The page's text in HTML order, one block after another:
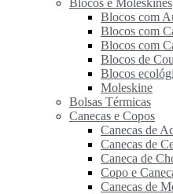
Blocos e Moleskines
Blocos com
Blocos com
Blocos com
Blocos de
Blocos
Moleskine
Bolsas Térmicas
Canecas e Copos
Canecas de
Canecas de
Caneca de
Copo e
Canecas de